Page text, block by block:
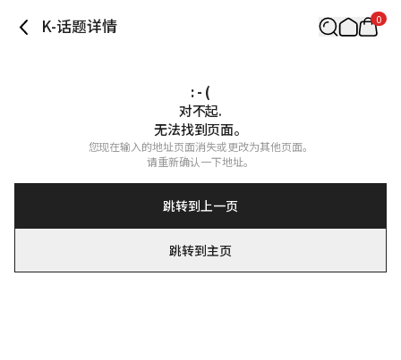
K-话题详情 0
: - (
对不起.
无法找到页面。
您现在输入的地址页面消失或更改为其他页面。
请重新确认一下地址。
跳转到上一页
跳转到主页